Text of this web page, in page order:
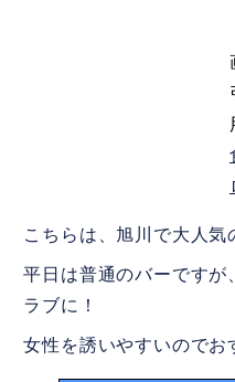
こちらは、旭川で大人気
平日は普通のバーですが
ラブに！
女性を誘いやすいのでお